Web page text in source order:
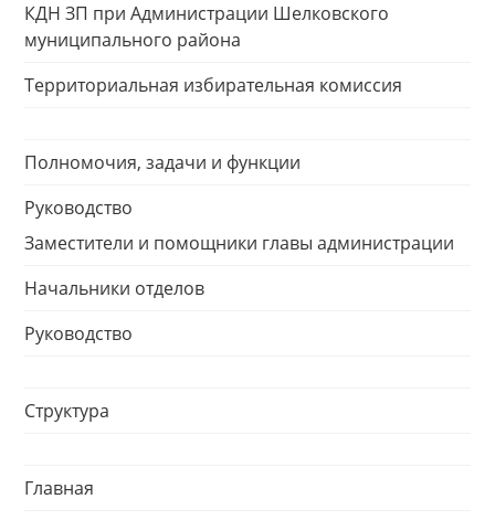
КДН ЗП при Администрации Шелковского
муниципального района
Территориальная избирательная комиссия
Полномочия, задачи и функции
Руководство
Заместители и помощники главы администрации
Начальники отделов
Руководство
Структура
Главная